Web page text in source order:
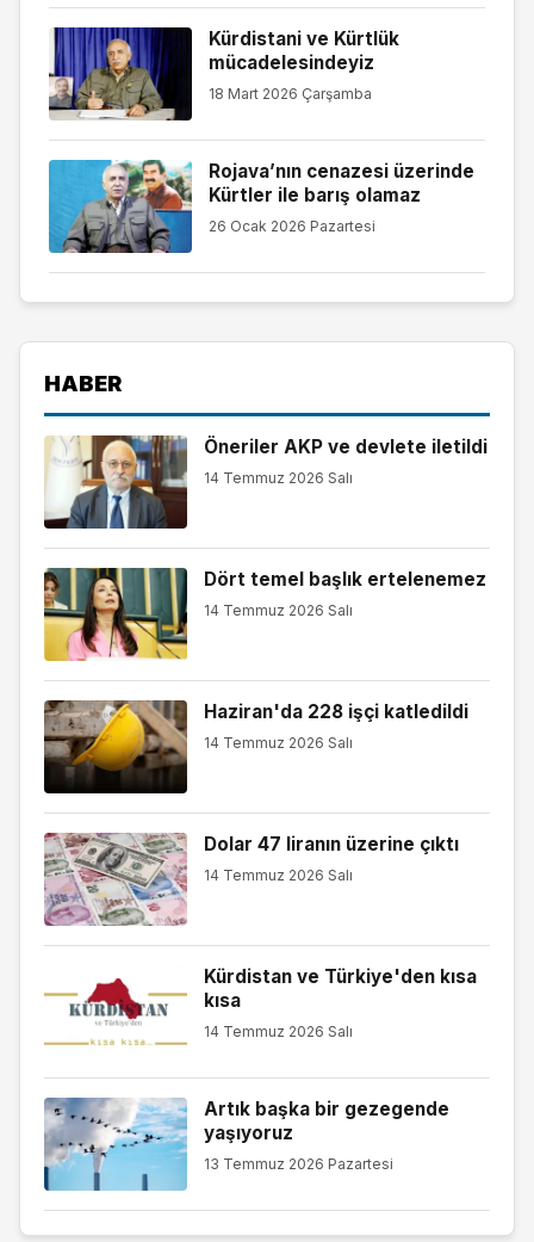
Kürdistani ve Kürtlük
mücadelesindeyiz
18 Mart 2026 Çarşamba
Rojava’nın cenazesi üzerinde
Kürtler ile barış olamaz
26 Ocak 2026 Pazartesi
HABER
Öneriler AKP ve devlete iletildi
14 Temmuz 2026 Salı
Dört temel başlık ertelenemez
14 Temmuz 2026 Salı
Haziran'da 228 işçi katledildi
14 Temmuz 2026 Salı
Dolar 47 liranın üzerine çıktı
14 Temmuz 2026 Salı
Kürdistan ve Türkiye'den kısa
kısa
14 Temmuz 2026 Salı
Artık başka bir gezegende
yaşıyoruz
13 Temmuz 2026 Pazartesi